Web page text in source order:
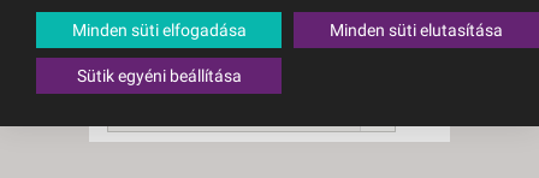
megfelelő utazásttaláltunk.
A keresővel tovább szűkítheti a
találati listát!
RENDEZÉS:
Minden süti elfogadása Minden süti elutasítása
Sütik egyéni beállítása